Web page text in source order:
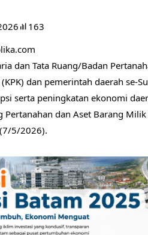
163
dan Tata Ruang/Badan
dan pemerintah daerah se-
serta peningkatan ekonomi
Pertanahan dan Aset Barang
5/2026).